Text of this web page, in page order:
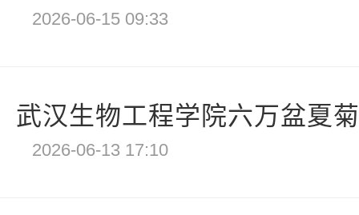
2026-06-15 09:33
武汉生物工程学院六万盆夏
2026-06-13 17:10